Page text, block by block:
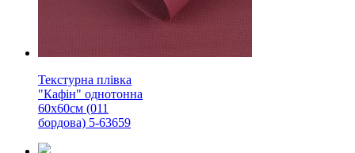
Текстурна плівка
"Кафін" однотонна
60х60см (011
бордова) 5-63659